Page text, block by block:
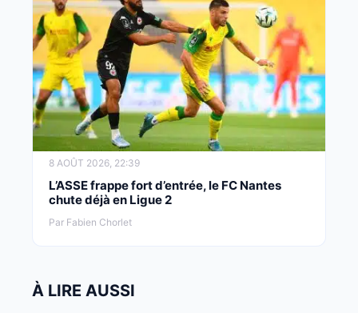
8 AOÛT 2026, 22:39
L’ASSE frappe fort d’entrée, le FC Nantes
chute déjà en Ligue 2
Par Fabien Chorlet
À LIRE AUSSI